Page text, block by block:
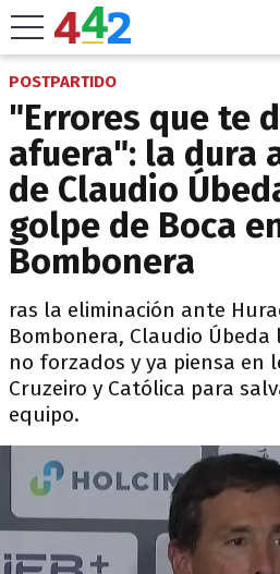
POSTPARTIDO
"Errores que te
afuera": la dura
de Claudio
golpe de Boca
Bombonera
ras la eliminación ante
Bombonera, Claudio
no forzados y ya piensa en
Cruzeiro y Católica para
equipo.